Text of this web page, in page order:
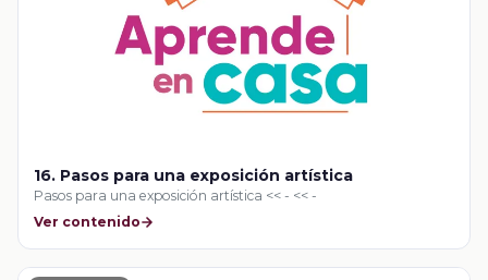
16. Pasos para una exposición artística
Pasos para una exposición artística << - << -
Ver contenido